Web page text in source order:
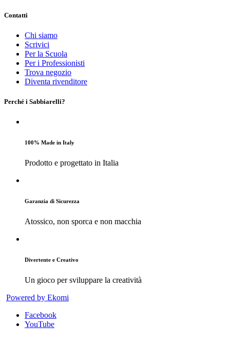
Contatti
Chi siamo
Scrivici
Per la Scuola
Per i Professionisti
Trova negozio
Diventa rivenditore
Perché i Sabbiarelli?
100% Made in Italy
Prodotto e progettato in Italia
Garanzia di Sicurezza
Atossico, non sporca e non macchia
Divertente e Creativo
Un gioco per sviluppare la creatività
Powered by Ekomi
Facebook
YouTube